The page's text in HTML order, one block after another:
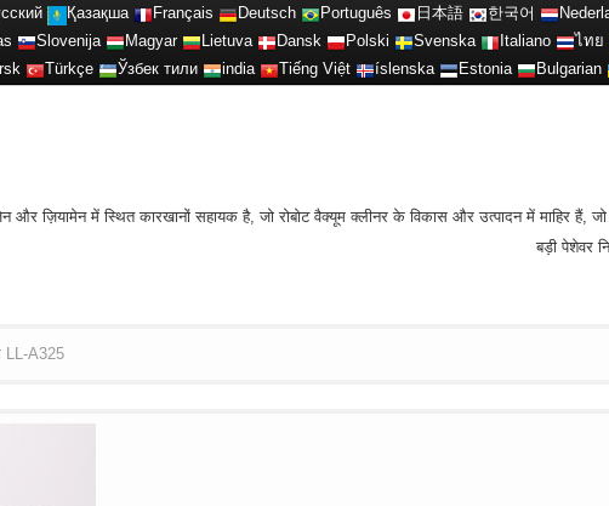
Қазақша Français Deutsch Português 日本語 한국어
Slovenija Magyar Lietuva Dansk Polski Svenska Italiano ไทย
Türkçe Ўзбек тили india Tiếng Việt íslenska Estonia Bulgarian
ज़ियामेन में स्थित कारखानों सहायक है, जो रोबोट वैक्यूम क्लीनर के विकास और उत्पादन में माहिर हैं,
बड़ी पेशेवर
LL-A325